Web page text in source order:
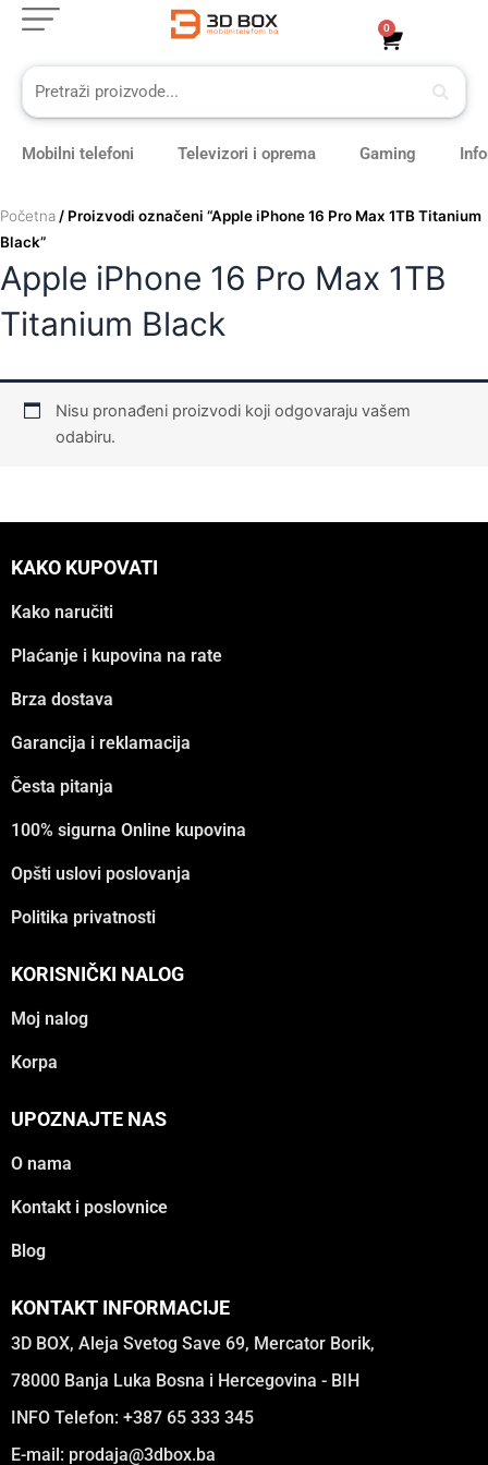
Skip
content
0
Cart
Mobilni telefoni Televizori i oprema Gaming
Početna / Proizvodi označeni “Apple iPhone 16 Pro Max 1TB Titanium
Black”
Apple iPhone 16 Pro Max 1TB
Titanium Black
Nisu pronađeni proizvodi koji odgovaraju vašem
odabiru.
KAKO KUPOVATI
Kako naručiti
Plaćanje i kupovina na rate
Brza dostava
Garancija i reklamacija
Česta pitanja
100% sigurna Online kupovina
Opšti uslovi poslovanja
Politika privatnosti
KORISNIČKI NALOG
Moj nalog
Korpa
UPOZNAJTE NAS
O nama
Kontakt i poslovnice
Blog
KONTAKT INFORMACIJE
3D BOX, Aleja Svetog Save 69, Mercator Borik,
78000 Banja Luka Bosna i Hercegovina - BIH
INFO Telefon: +387 65 333 345
E-mail: prodaja@3dbox.ba